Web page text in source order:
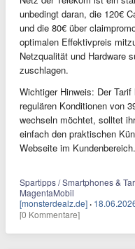
unbedingt daran, die 120€
und die 80€ über
optimalen Effektivpreis
Netzqualität und Hardware
zuschlagen.
Wichtiger Hinweis: Der
regulären Konditionen von
wechseln möchtet, solltet
einfach den praktischen
Webseite im Kundenbereich.
Spartipps / Smartphones &
MagentaMobil
[monsterdealz.de] ·
[0 Kommentare]